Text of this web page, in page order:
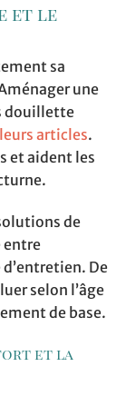
et le
sa
une
douillette
articles.
et aident les
de
entre
De
selon l’âge
de base.
et la